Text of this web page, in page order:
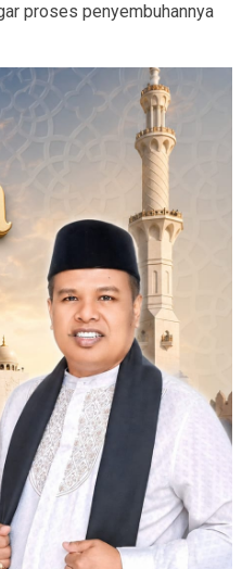
proses penyembuhannya